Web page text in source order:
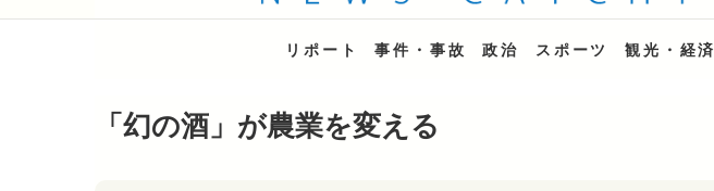
QAB NEWS Headline
キャッチー 月曜〜金曜 午後6時15分放送
リポート 事件・事故 政治 スポーツ 観光・経済
「幻の酒」が農業を変える